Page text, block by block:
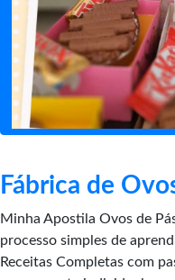
Fábrica de
Minha Apostila Ovos de
processo simples de
Receitas Completas com